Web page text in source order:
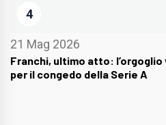
4
21 Mag 2026
Franchi, ultimo atto: l’orgoglio
per il congedo della Serie A